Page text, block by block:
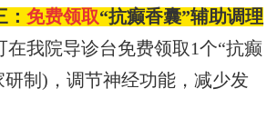
：免费领取“抗癫香囊”辅助调理
在我院导诊台免费领取1个“抗癫
研制)，调节神经功能，减少发